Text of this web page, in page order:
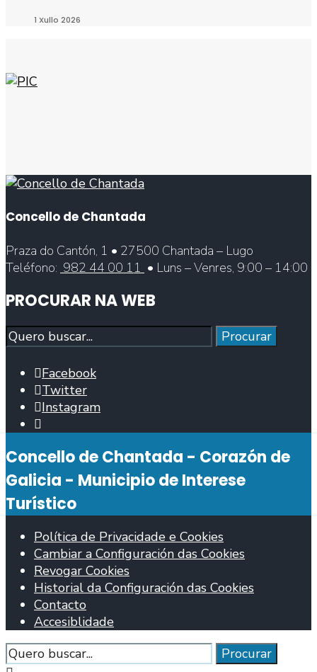
1 Xullo 2026
Concello de Chantada
Praza do Cantón, 1 • 27500 Chantada – Lugo
Teléfono: 982 44 00 11 • Luns – Venres, 9:00 – 14:00
PROCURAR NA WEB
Procurar Procurar
Facebook
Twitter
Instagram
de
busca
Concello de Chantada - Corazón de
Galicia - Municipio de Interese
Turístico
Política de Privacidade e Cookies
Cambiar a Configuración das Cookies
Revogar Cookies
Historial da Configuración das Cookies
Contacto
Accesiblidade
Procurar
Procurar